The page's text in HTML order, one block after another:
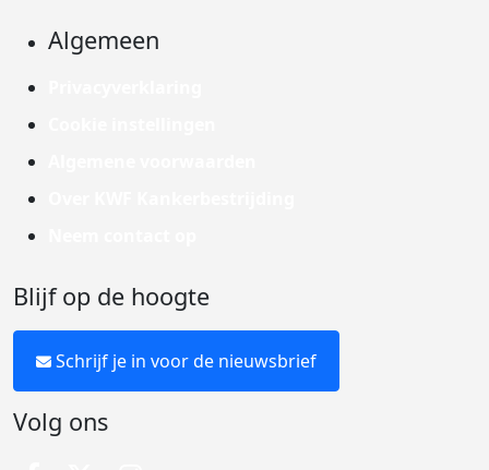
Algemeen
Blijf op de hoogte
Schrijf je in voor de nieuwsbrief
Volg ons